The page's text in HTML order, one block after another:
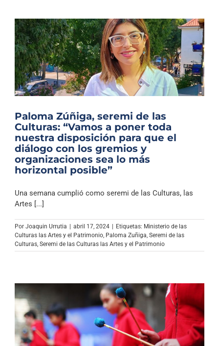
Paloma Zúñiga, seremi de las
Culturas: “Vamos a poner toda
nuestra disposición para que el
diálogo con los gremios y
organizaciones sea lo más
horizontal posible”
Una semana cumplió como seremi de las Culturas, las
Artes [...]
Por Joaquin Urrutia | abril 17, 2024 | Etiquetas: Ministerio de las
Culturas las Artes y el Patrimonio Paloma Zuñiga Seremi de las
Culturas Seremi de las Culturas las Artes y el Patrimonio